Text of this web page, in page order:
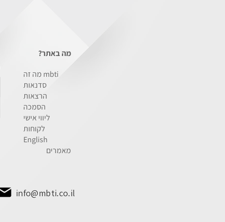
מה באתר?
מה זה mbti
סדנאות
הרצאות
הסמכה
ליווי אישי
לקוחות
English
מאמרים
info@mbti.co.il